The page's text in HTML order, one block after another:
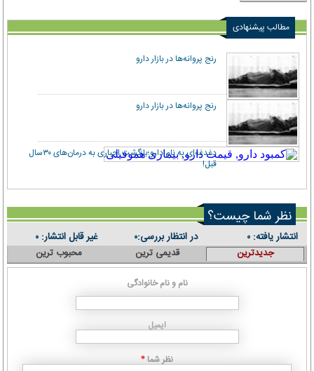
مطالب پیشنهادی
رنج پروانه‌ها در بازار دارو
رنج پروانه‌ها در بازار دارو
دغدغه‌ای به‌ نام دارو؛بازگشت اجباری به درمان‌های ۳۰‌سال
قبل!
نظر شما چیست؟
انتشار یافته: ۰ در انتظار بررسی:۰ غیر قابل انتشار: ۰
جدیدترین قدیمی ترین محبوب ترین
نام و نام خانوادگی
ایمیل
نظر شما *